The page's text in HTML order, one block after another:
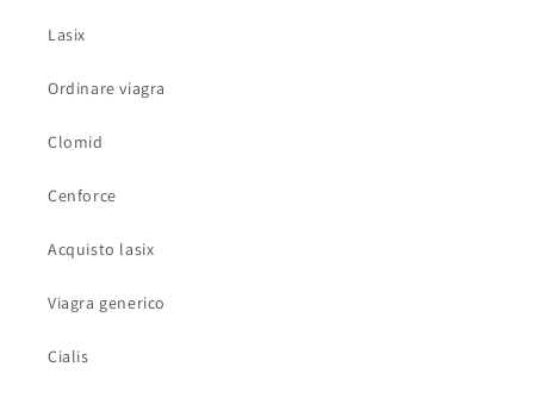
Lasix
Ordinare viagra
Clomid
Cenforce
Acquisto lasix
Viagra generico
Cialis